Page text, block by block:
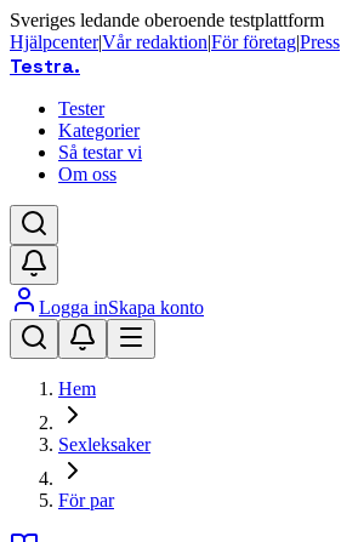
Sveriges ledande oberoende testplattform
Hjälpcenter|Vår redaktion|För företag|Press
Testra.
Tester
Kategorier
Så testar vi
Om oss
Logga inSkapa konto
Hem
Sexleksaker
För par